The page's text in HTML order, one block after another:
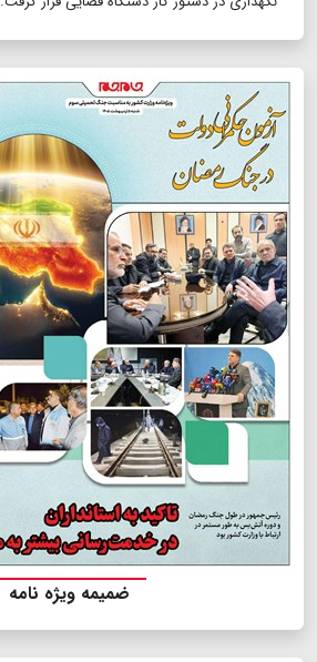
ضمیمه ویژه نامه